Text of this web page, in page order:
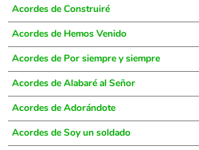
Acordes de Construiré
Acordes de Hemos Venido
Acordes de Por siempre y siempre
Acordes de Alabaré al Señor
Acordes de Adorándote
Acordes de Soy un soldado